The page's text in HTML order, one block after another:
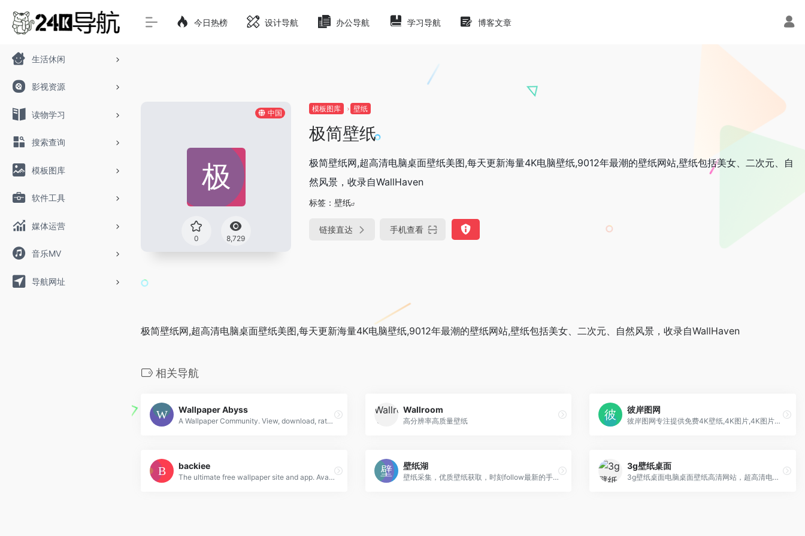
生活休闲
影视资源
读物学习
搜索查询
模板图库
软件工具
媒体运营
音乐MV
导航网址
今日热榜 设计导航 办公导航 学习导航 博客文章
中国
0 8,729
模板图库 壁纸
极简壁纸
极简壁纸网,超高清电脑桌面壁纸美图,每天更新海量4K电脑壁纸,9012年最潮的壁纸网站,壁纸包括美女、二次元、自
然风景，收录自WallHaven
标签： 壁纸
链接直达 手机查看
极简壁纸网,超高清电脑桌面壁纸美图,每天更新海量4K电脑壁纸,9012年最潮的壁纸网站,壁纸包括美女、二次元、自然风景，收录自WallHaven
相关导航
Wallpaper Abyss
A Wallpaper Community. View, download, rate, and comment on HD Wallpapers, Desktop Background Images and Mobile wallpapers.
Wallroom
高分辨率高质量壁纸
彼岸图网
彼岸图网专注提供免费4K壁纸,4K图片,4K图片原图下载,4K,5K,6K,7K,8K壁纸图片素材,包含4K风景壁纸、4K美女壁纸、4K游戏壁纸、4K明星壁纸、4K卡通动漫壁纸、4K动物壁纸、4K汽车壁纸等。把4K高清壁纸推荐给您,让您更快的找到您想要的4K壁纸
backiee
The ultimate free wallpaper site and app. Available on Web, iPhone, Android, Xbox, and Windows platform as well.
壁纸湖
壁纸采集，优质壁纸获取，时刻follow最新的手机壁纸。
3g壁纸桌面
3g壁纸桌面电脑桌面壁纸高清网站，超高清电脑桌面壁纸大全分享，您身边的桌面壁纸专家。